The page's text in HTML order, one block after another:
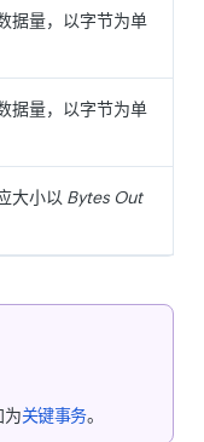
据量，以字节为单
据量，以字节为单
大小以 Bytes Out
为关键事务。